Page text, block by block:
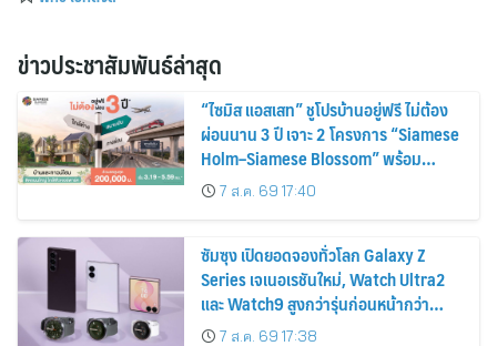
ข่าวประชาสัมพันธ์ล่าสุด
“ไซมิส แอสเสท” ชูโปรบ้านอยู่ฟรี ไม่ต้อง
ผ่อนนาน 3 ปี เจาะ 2 โครงการ “Siamese
Holm–Siamese Blossom” พร้อม
ส่วนลดและสิทธิพิเศษถึง 31 สิงหาคม
2569
7 ส.ค. 69 17:40
ซัมซุง เปิดยอดจองทั่วโลก Galaxy Z
Series เจเนอเรชันใหม่, Watch Ultra2
และ Watch9 สูงกว่ารุ่นก่อนหน้ากว่า
30%7 ส.ค. 69 17:38